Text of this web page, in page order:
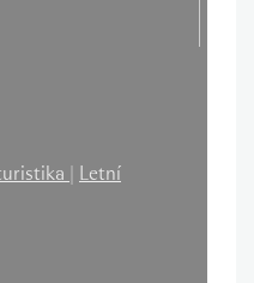
| Letní